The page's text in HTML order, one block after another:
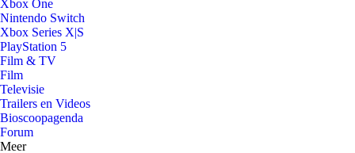
Xbox One
Nintendo Switch
Xbox Series X|S
PlayStation 5
Film & TV
Film
Televisie
Trailers en Videos
Bioscoopagenda
Forum
Meer